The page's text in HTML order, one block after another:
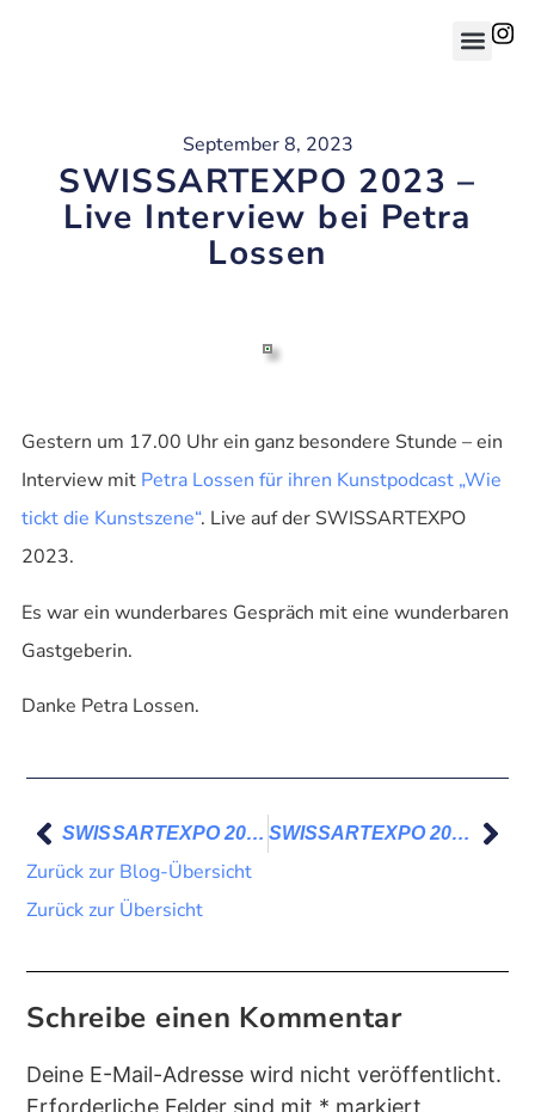
September 8, 2023
SWISSARTEXPO 2023 –
Live Interview bei Petra
Lossen
Gestern um 17.00 Uhr ein ganz besondere Stunde – ein
Interview mit Petra Lossen für ihren Kunstpodcast „Wie
tickt die Kunstszene“. Live auf der SWISSARTEXPO
2023.
Es war ein wunderbares Gespräch mit eine wunderbaren
Gastgeberin.
Danke Petra Lossen.
SWISSARTEXPO 2023 – Danke Südwestpresse SWISSARTEXPO 2023 – „Uf wiederluege“ und „Bye Bye“
Zurück zur Blog-Übersicht
Zurück zur Übersicht
Schreibe einen Kommentar
Deine E-Mail-Adresse wird nicht veröffentlicht.